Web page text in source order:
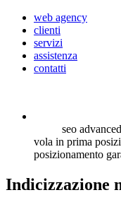
web agency
clienti
servizi
assistenza
contatti
seo advanced
vola in prima
posizionamento
Indicizzazione